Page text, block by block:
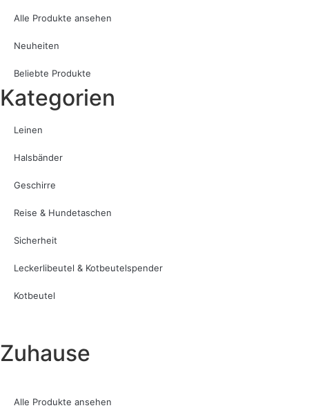
Alle Produkte ansehen
Neuheiten
Beliebte Produkte
Kategorien
Leinen
Halsbänder
Geschirre
Reise & Hundetaschen
Sicherheit
Leckerlibeutel & Kotbeutelspender
Kotbeutel
Zuhause
Alle Produkte ansehen